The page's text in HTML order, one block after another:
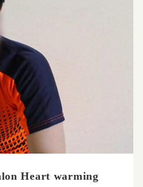
Heart warming